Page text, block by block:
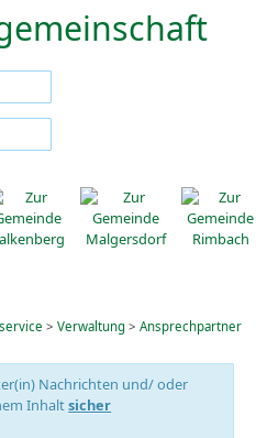
> Verwaltung> Ansprechpartner
Nachrichten und/ oder
Inhaltsicher